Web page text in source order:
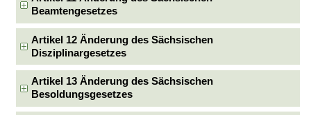
Beamtengesetzes
Artikel 12 Änderung des Sächsischen
Disziplinargesetzes
Artikel 13 Änderung des Sächsischen
Besoldungsgesetzes